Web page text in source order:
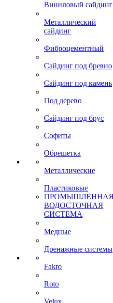
Виниловый сайдинг
Металлический
сайдинг
Фиброцементный
Сайдинг под бревно
Сайдинг под камень
Под дерево
Сайдинг под брус
Софиты
Обрешетка
Металлические
Пластиковые
ВОДОСТОЧНАЯ
СИСТЕМА
Медные
Дренажные системы
Fakro
Roto
Velux